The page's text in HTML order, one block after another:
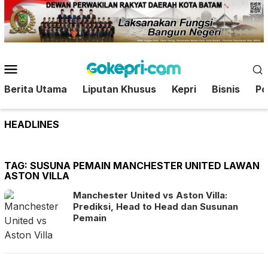
Loncat
ke
konten
Mobile
Berita Utama Liputan Khusus Kepri Bisnis
HEADLINES
TAG: SUSUNA PEMAIN MANCHESTER UNITED LAWAN
ASTON VILLA
Manchester United vs Aston Villa:
Prediksi, Head to Head dan Susunan
Pemain